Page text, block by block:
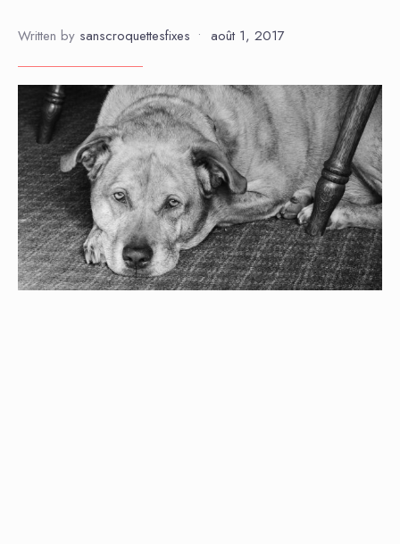
Written by sanscroquettesfixes • août 1, 2017